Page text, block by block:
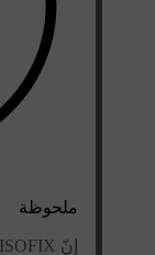
ملحوظة